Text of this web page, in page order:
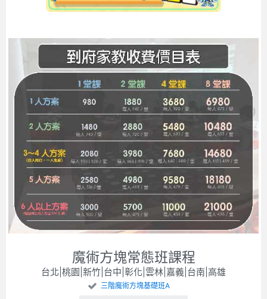
魔術方塊常態班課程
台北|桃園|新竹|台中|彰化|雲林|嘉義|台南|高雄
三階魔術方塊基礎班A